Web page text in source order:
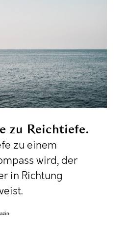
zu Reichtiefe
zu einem
wird, der
in Richtung